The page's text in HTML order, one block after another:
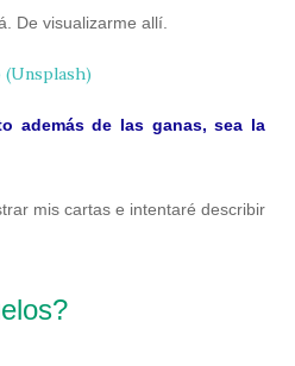
De visualizarme allí.
además de las ganas, sea la
mis cartas e intentaré describir